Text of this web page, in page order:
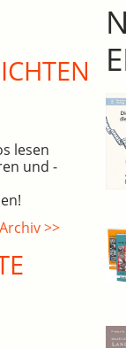
lesen
und -
>>